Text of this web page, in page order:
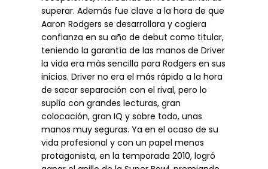
superar. Además fue clave a la hora de que
Aaron Rodgers se desarrollara y cogiera
confianza en su año de debut como titular,
teniendo la garantía de las manos de Driver
la vida era más sencilla para Rodgers en sus
inicios. Driver no era el más rápido a la hora
de sacar separación con el rival, pero lo
suplía con grandes lecturas, gran
colocación, gran IQ y sobre todo, unas
manos muy seguras. Ya en el ocaso de su
vida profesional y con un papel menos
protagonista, en la temporada 2010, logró